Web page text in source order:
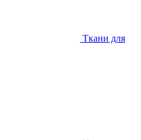
Ткани для